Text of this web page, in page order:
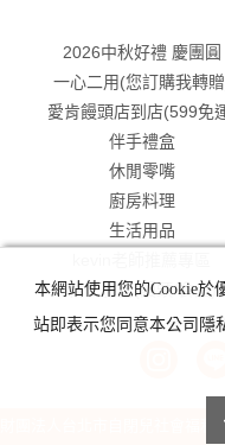
2026中秋好禮 慶團圓
一心二用(您訂購我轉
愛肯饅頭店到店(599免
伴手禮盒
休閒零嘴
廚房料理
生活用品
代工服務(饅頭/食品)
財團法人台北市自閉兒社會福
本網站使用您的Cookie於
站即表示您同意本公司隱